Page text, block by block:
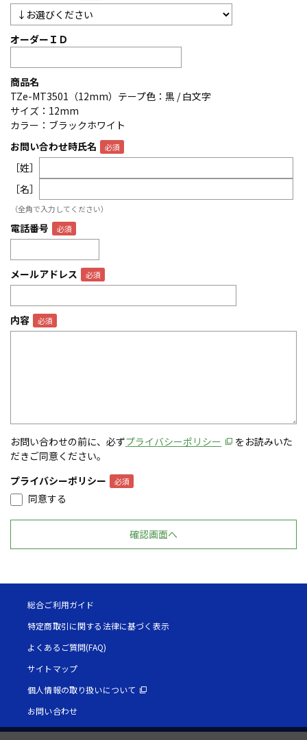
オーダーＩＤ
商品名
TZe-MT3501（12mm）テープ色：黒 / 白文字
サイズ：12mm
カラー：ブラックホワイト
お問い合わせ時氏名
［姓］
［名］
（全角で入力してください）
電話番号
メールアドレス
内容
お問い合わせの前に、必ずプライバシーポリシー
をお読みいた
だきご同意ください。
プライバシーポリシー
同意する
総合ご利用ガイド
特定商取引に関する法律に基づく表示
よくあるご質問(FAQ)
サイトマップ
個人情報の取り扱いについて
お問い合わせ